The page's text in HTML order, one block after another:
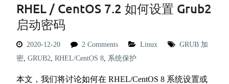
RHEL / CentOS 7.2 如何设置 Grub2
启动密码
2020-12-20 2 Comments Linux
GRUB 加
密, GRUB2, RHEL/CentOS 8, 系统保护
本文，我们将讨论如何在 RHEL/CentOS 8 系统设置或